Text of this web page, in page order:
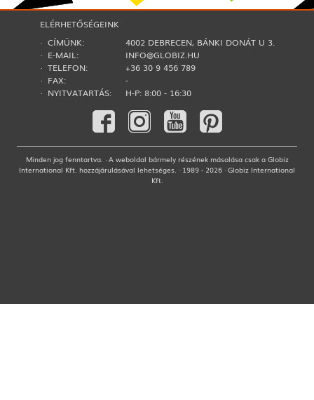
ELÉRHETŐSÉGEINK
· CÍMÜNK:
4002 DEBRECEN, BÁNKI DONÁT U 3.
· E-MAIL:
INFO@GLOBIZ.HU
· TELEFON:
+36 30 9 456 789
· FAX:
-
· NYITVATARTÁS:
H-P: 8:00 - 16:30
Minden jog fenntartva. · A weboldal bármely részének másolása csak a Globiz
International Kft. hozzájárulásával lehetséges. · 1989 - 2026 · Globiz International
Kft.